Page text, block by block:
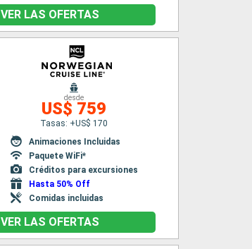
VER LAS OFERTAS
desde
US$ 759
Tasas: +US$ 170
Animaciones Incluidas
Paquete WiFi*
Créditos para excursiones
Hasta 50% Off
Comidas incluidas
VER LAS OFERTAS